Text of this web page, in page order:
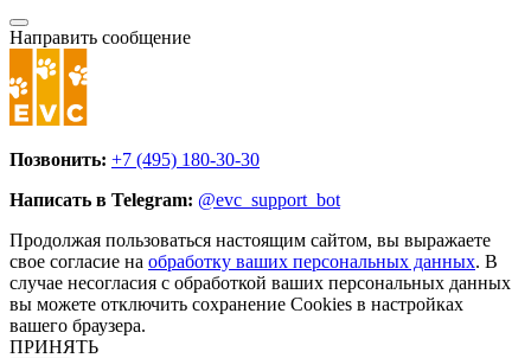
Направить сообщение
Позвонить: +7 (495) 180-30-30
Написать в Telegram: @evc_support_bot
Продолжая пользоваться настоящим сайтом, вы выражаете
свое согласие на обработку ваших персональных данных. В
случае несогласия с обработкой ваших персональных данных
вы можете отключить сохранение Cookies в настройках
вашего браузера.
ПРИНЯТЬ